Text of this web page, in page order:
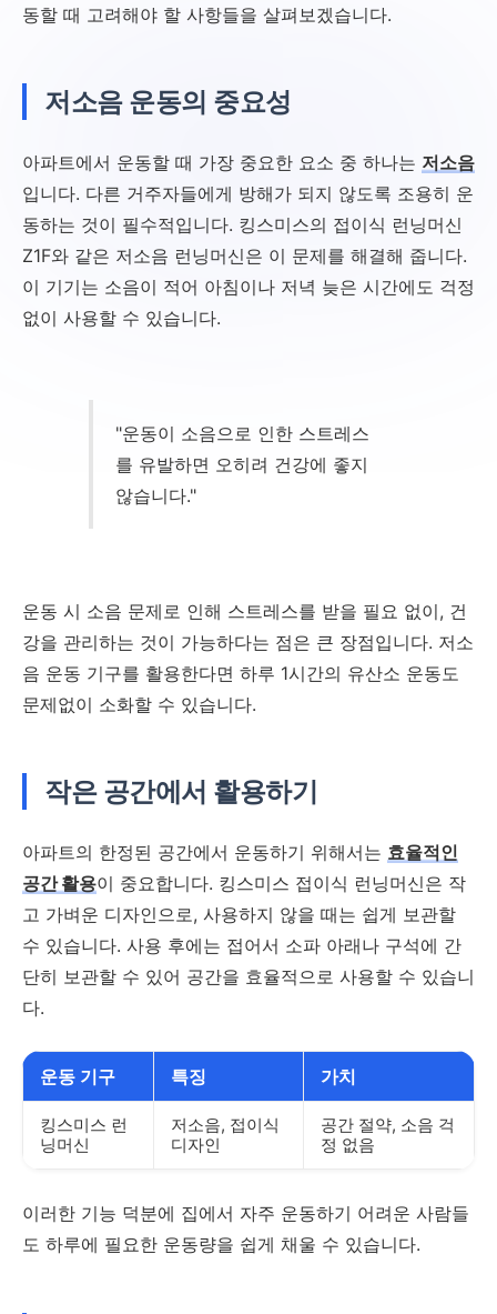
동할 때 고려해야 할 사항들을 살펴보겠습니다.
저소음 운동의 중요성
아파트에서 운동할 때 가장 중요한 요소 중 하나는 저소음
입니다. 다른 거주자들에게 방해가 되지 않도록 조용히 운
동하는 것이 필수적입니다. 킹스미스의 접이식 런닝머신
Z1F와 같은 저소음 런닝머신은 이 문제를 해결해 줍니다.
이 기기는 소음이 적어 아침이나 저녁 늦은 시간에도 걱정
없이 사용할 수 있습니다.
"운동이 소음으로 인한 스트레스
를 유발하면 오히려 건강에 좋지
않습니다."
운동 시 소음 문제로 인해 스트레스를 받을 필요 없이, 건
강을 관리하는 것이 가능하다는 점은 큰 장점입니다. 저소
음 운동 기구를 활용한다면 하루 1시간의 유산소 운동도
문제없이 소화할 수 있습니다.
작은 공간에서 활용하기
아파트의 한정된 공간에서 운동하기 위해서는 효율적인
공간 활용이 중요합니다. 킹스미스 접이식 런닝머신은 작
고 가벼운 디자인으로, 사용하지 않을 때는 쉽게 보관할
수 있습니다. 사용 후에는 접어서 소파 아래나 구석에 간
단히 보관할 수 있어 공간을 효율적으로 사용할 수 있습니
다.
운동 기구 특징 가치
킹스미스 런
닝머신
저소음, 접이식
디자인
공간 절약, 소음 걱
정 없음
이러한 기능 덕분에 집에서 자주 운동하기 어려운 사람들
도 하루에 필요한 운동량을 쉽게 채울 수 있습니다.